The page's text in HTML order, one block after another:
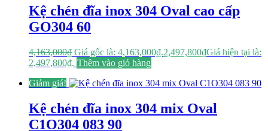
Kệ chén đĩa inox 304 Oval cao cấp
GO304 60
4,163,000₫ Giá gốc là: 4,163,000₫.2,497,800₫Giá hiện tại là:
2,497,800₫. Thêm vào giỏ hàng
Giảm giá!
Kệ chén đĩa inox 304 mix Oval
C1O304 083 90